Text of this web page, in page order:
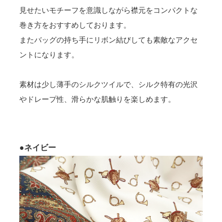
見せたいモチーフを意識しながら襟元をコンパクトな
巻き方をおすすめしております。
またバッグの持ち手にリボン結びしても素敵なアクセ
ントになります。
素材は少し薄手のシルクツイルで、シルク特有の光沢
やドレープ性、滑らかな肌触りを楽しめます。
●ネイビー